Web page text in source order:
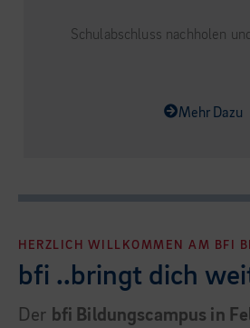
Schulabschluss nachholen
Mehr Dazu
HERZLICH WILLKOMMEN AM BFI
bfi ..bringt dich
Der bfi Bildungscampus in